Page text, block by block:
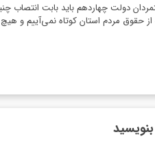
حقوق مردم استان کوتاه نمی‌آییم و